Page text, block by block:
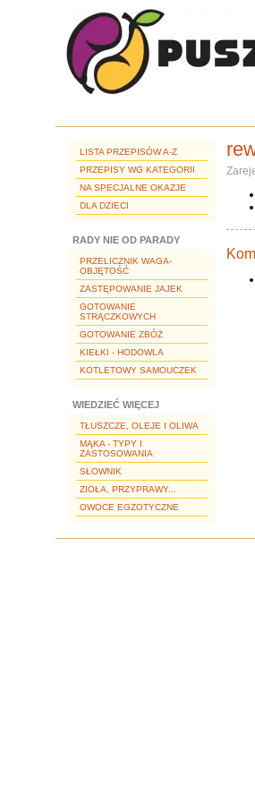
LISTA PRZEPISÓW A-Z
PRZEPISY WG KATEGORII
NA SPECJALNE OKAZJE
DLA DZIECI
RADY NIE OD PARADY
PRZELICZNIK WAGA-
OBJĘTOŚĆ
ZASTĘPOWANIE JAJEK
GOTOWANIE
STRĄCZKOWYCH
GOTOWANIE ZBÓŻ
KIEŁKI - HODOWLA
KOTLETOWY SAMOUCZEK
WIEDZIEĆ WIĘCEJ
TŁUSZCZE, OLEJE I OLIWA
MĄKA - TYPY I
ZASTOSOWANIA
SŁOWNIK
ZIOŁA, PRZYPRAWY...
OWOCE EGZOTYCZNE